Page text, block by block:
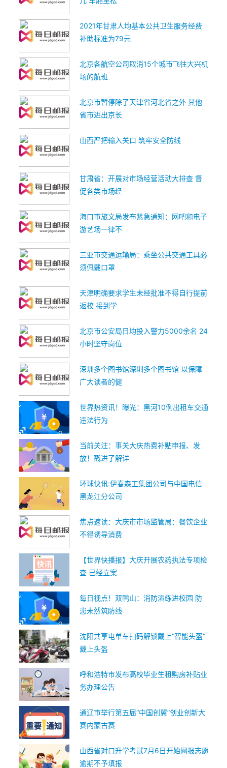
2021年甘肃人均基本公共卫生服务经费
补助标准为79元
北京各航空公司取消15个城市飞往大兴机
场的航班
北京市暂停除了天津省河北省之外 其他
省市进出京长
山西严把输入关口 筑牢安全防线
甘肃省：开展对市场经营活动大排查 督
促各类市场经
海口市旅文局发布紧急通知：网吧和电子
游艺场一律不
三亚市交通运输局：乘坐公共交通工具必
须佩戴口罩
天津明确要求学生未经批准不得自行提前
返校 接到学
北京市公安局日均投入警力5000余名 24
小时坚守岗位
深圳多个图书馆深圳多个图书馆 以保障
广大读者的健
世界热资讯！曝光：黑河10例出租车交通
违法行为
当前关注：事关大庆热费补贴申报、发
放！戳进了解详
环球快讯:伊春森工集团公司与中国电信
黑龙江分公司
焦点速读：大庆市市场监管局：餐饮企业
不得诱导消费
【世界快播报】大庆开展农药执法专项检
查 已经立案
每日视点！双鸭山：消防演练进校园 防
患未然筑防线
沈阳共享电单车扫码解锁戴上“智能头盔”
戴上头盔
呼和浩特市发布高校毕业生租购房补贴业
务办理公告
通辽市举行第五届“中国创翼”创业创新大
赛内蒙古赛
山西省对口升学考试7月6日开始网报志愿
逾期不予填报